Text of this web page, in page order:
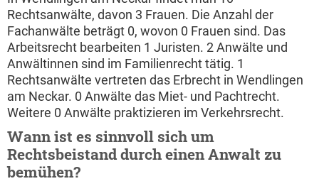
Rechtsanwälte, davon 3 Frauen. Die Anzahl der
Fachanwälte beträgt 0, wovon 0 Frauen sind. Das
Arbeitsrecht bearbeiten 1 Juristen. 2 Anwälte und
Anwältinnen sind im Familienrecht tätig. 1
Rechtsanwälte vertreten das Erbrecht in Wendlingen
am Neckar. 0 Anwälte das Miet- und Pachtrecht.
Weitere 0 Anwälte praktizieren im Verkehrsrecht.
Wann ist es sinnvoll sich um
Rechtsbeistand durch einen Anwalt zu
bemühen?